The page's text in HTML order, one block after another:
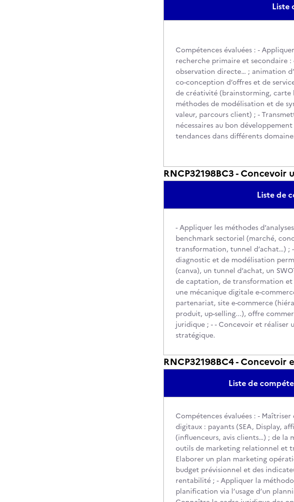
Liste
Compétences évaluées : -
recherche primaire et secondaire
observation directe… ; animation
co-conception d’offres et de
de créativité (brainstorming, carte
méthodes de modélisation et de
valeur, parcours client) ; -
nécessaires au bon
tendances dans différents
RNCP32198BC3 -
Liste de
- Appliquer les méthodes
benchmark sectoriel (marché,
transformation, tunnel d’achat…) ;
diagnostic et de modélisation
(canva), un tunnel d’achat, un
de captation, de transformation
une mécanique digitale e-
partenariat, site e-commerce
produit, up-selling...), offre
juridique ; - - Concevoir et réaliser
stratégique.
RNCP32198BC4 -
Liste de
Compétences évaluées : -
digitaux : payants (SEA, Display,
(influenceurs, avis clients…) ; de la
outils de marketing relationnel et
Elaborer un plan marketing
budget prévisionnel et des
rentabilité ; - Appliquer la
planification via l’usage d’un